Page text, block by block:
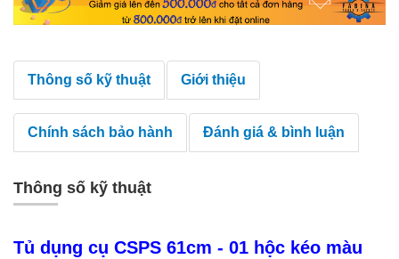
Thông số kỹ thuật Giới thiệu
Chính sách bảo hành Đánh giá & bình luận
Thông số kỹ thuật
Tủ dụng cụ CSPS 61cm - 01 hộc kéo màu